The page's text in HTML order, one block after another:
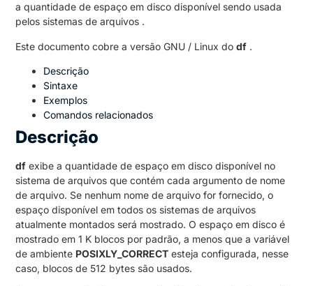
a quantidade de espaço em disco disponível sendo usada
pelos sistemas de arquivos .
Este documento cobre a versão GNU / Linux dodf .
Descrição
Sintaxe
Exemplos
Comandos relacionados
Descrição
df exibe a quantidade de espaço em disco disponível no
sistema de arquivos que contém cada argumento de nome
de arquivo. Se nenhum nome de arquivo for fornecido, o
espaço disponível em todos os sistemas de arquivos
atualmente montados será mostrado. O espaço em disco é
mostrado em 1 K blocos por padrão, a menos que a variável
de ambiente POSIXLY_CORRECT esteja configurada, nesse
caso, blocos de 512 bytes são usados.